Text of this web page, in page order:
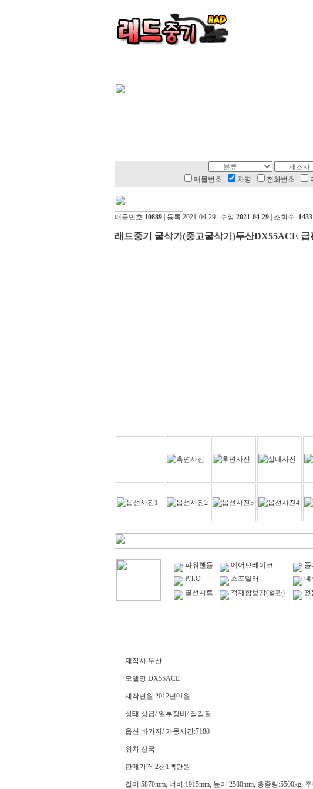
매물번호
차명 전화번호
매물번호:10889 | 등록:2021-04-29 | 수정:2021-04-29 | 조회수: 1433
래드중기 굴삭기(중고굴삭기)두산DX55ACE 급
파워핸들 에어브레이크 풀
P.T.O
스포일러 네
열선시트
적재함보강(철판) 전
제작사:두산
모델명:DX55ACE
제작년월:2012년01월
상태:상급/ 일부정비/ 점검필
옵션:바가지/ 가동시간:7180
위치:전국
판매가격:2천1백만원
길이:5870mm, 너비:1915mm, 높이:2580mm, 총중량:5500kg,